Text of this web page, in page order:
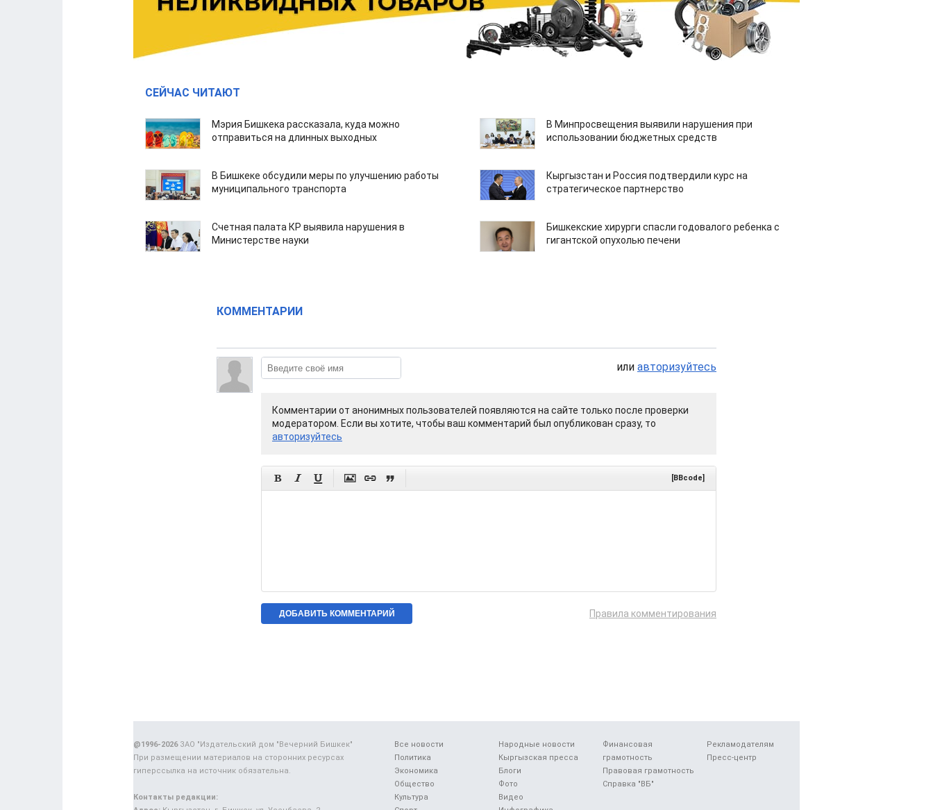
СЕЙЧАС ЧИТАЮТ
Мэрия Бишкека рассказала, куда можно
отправиться на длинных выходных
В Минпросвещения выявили нарушения при
использовании бюджетных средств
В Бишкеке обсудили меры по улучшению работы
муниципального транспорта
Кыргызстан и Россия подтвердили курс на
стратегическое партнерство
Счетная палата КР выявила нарушения в
Министерстве науки
Бишкекские хирурги спасли годовалого ребенка с
гигантской опухолью печени
КОММЕНТАРИИ
или авторизуйтесь
Комментарии от анонимных пользователей появляются на сайте только после проверки
модератором. Если вы хотите, чтобы ваш комментарий был опубликован сразу, то
авторизуйтесь
      [BBcode]
Правила комментирования
Все новости
Политика
Экономика
Общество
Культура
Народные новости
Кыргызская пресса
Блоги
Фото
Видео
Финансовая
грамотность
Правовая грамотность
Справка "ВБ"
Рекламодателям
Пресс-центр
@1996-2026ЗАО "Издательский дом "Вечерний Бишкек"
При размещении материалов на сторонних ресурсах
гиперссылка на источник обязательна.
Контакты редакции: